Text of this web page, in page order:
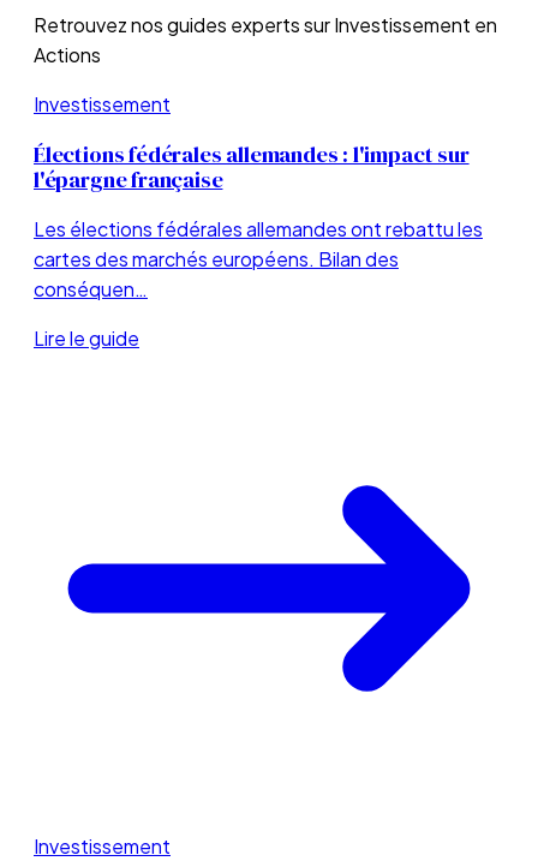
Retrouvez nos guides experts surInvestissement en
Actions
Investissement
Élections fédérales allemandes : l'impact sur
l'épargne française
Les élections fédérales allemandes ont rebattu les
cartes des marchés européens. Bilan des
conséquen…
Lire le guide
Investissement